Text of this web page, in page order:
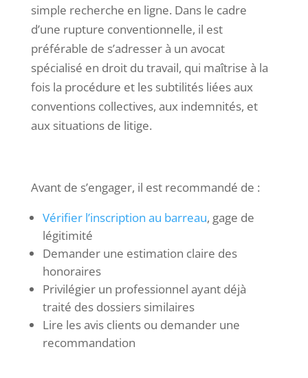
simple recherche en ligne. Dans le cadre
d’une rupture conventionnelle, il est
préférable de s’adresser à un avocat
spécialisé en droit du travail, qui maîtrise à la
fois la procédure et les subtilités liées aux
conventions collectives, aux indemnités, et
aux situations de litige.
Avant de s’engager, il est recommandé de :
Vérifier l’inscription au barreau, gage de
légitimité
Demander une estimation claire des
honoraires
Privilégier un professionnel ayant déjà
traité des dossiers similaires
Lire les avis clients ou demander une
recommandation